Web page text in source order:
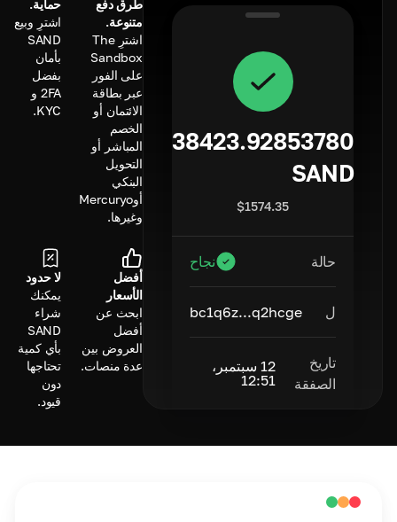
38423.92853780
SAND
$1574.35
حالة نجاح
ل bc1q6z...q2hcge
تاريخ
الصفقة
12 سبتمبر،
12:51
طرق دفع
متنوعة.
اشترِ The
Sandbox
على الفور
عبر بطاقة
الائتمان أو
الخصم
المباشر أو
التحويل
البنكي
أوMercuryo
وغيرها.
حماية.
اشترِ وبيع
SAND
بأمان
بفضل
2FA و
KYC.
أفضل
الأسعار
ابحث عن
أفضل
العروض بين
عدة منصات.
لا حدود
يمكنك
شراء
SAND
بأي كمية
تحتاجها
دون
قيود.